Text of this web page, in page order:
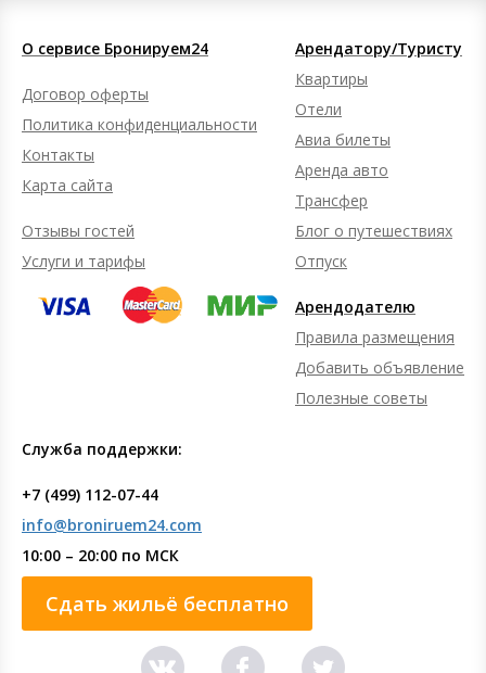
О сервисе Бронируем24
Договор оферты
Политика конфиденциальности
Контакты
Карта сайта
Отзывы гостей
Услуги и тарифы
Арендатору/Туристу
Квартиры
Отели
Авиа билеты
Аренда авто
Трансфер
Блог о путешествиях
Отпуск
Арендодателю
Правила размещения
Добавить объявление
Полезные советы
Служба поддержки:
+7 (499) 112-07-44
info@broniruem24.com
10:00 – 20:00 по МСК
Сдать жильё бесплатно